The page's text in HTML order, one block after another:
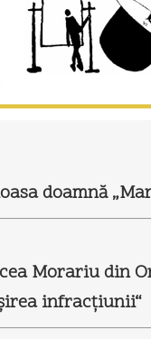
doamnă
Morariu din
infracţiunii“